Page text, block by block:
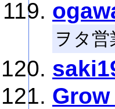
ヲタ